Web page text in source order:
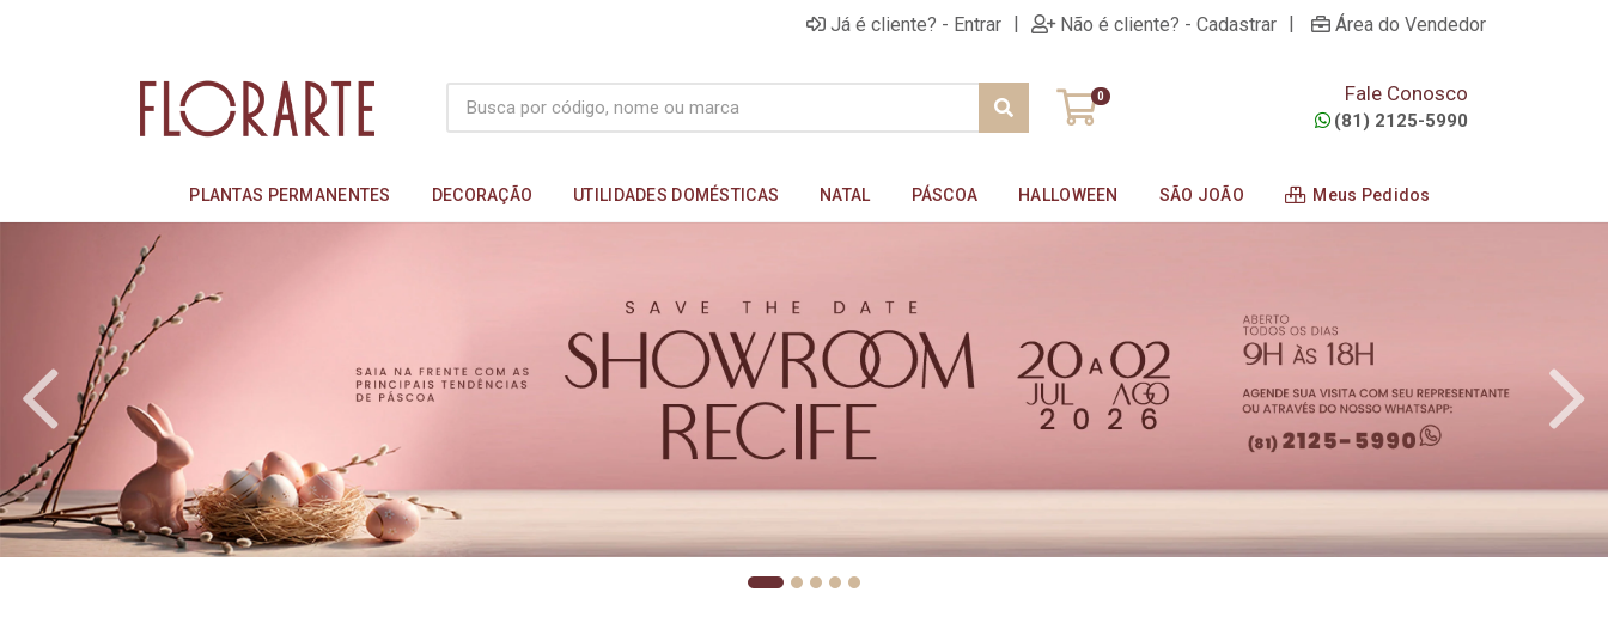
Já é cliente? - Entrar | Não é cliente? - Cadastrar | Área do Vendedor
0 Fale Conosco
(81) 2125-5990
PLANTAS PERMANENTES DECORAÇÃO UTILIDADES DOMÉSTICAS NATAL PÁSCOA HALLOWEEN SÃO JOÃO Meus Pedidos